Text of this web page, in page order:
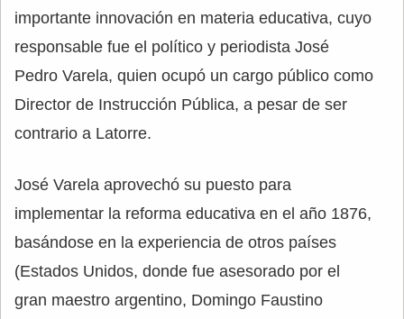
importante innovación en materia educativa, cuyo
responsable fue el político y periodista José
Pedro Varela, quien ocupó un cargo público como
Director de Instrucción Pública, a pesar de ser
contrario a Latorre.
José Varela aprovechó su puesto para
implementar la reforma educativa en el año 1876,
basándose en la experiencia de otros países
(Estados Unidos, donde fue asesorado por el
gran maestro argentino, Domingo Faustino